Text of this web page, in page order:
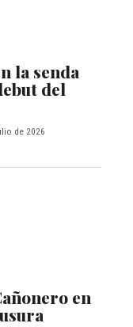
la senda
del
de 2026
en